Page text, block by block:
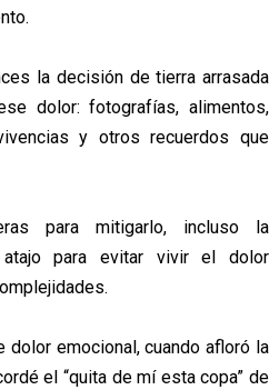
la decisión de tierra arrasada
dolor: fotografías, alimentos,
y otros recuerdos que
para mitigarlo, incluso la
para evitar vivir el dolor
dolor emocional, cuando afloró la
el “quita de mí esta copa” de